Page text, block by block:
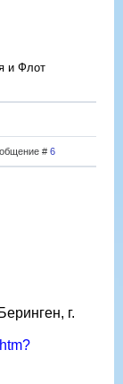
и Флот
# 6
г.